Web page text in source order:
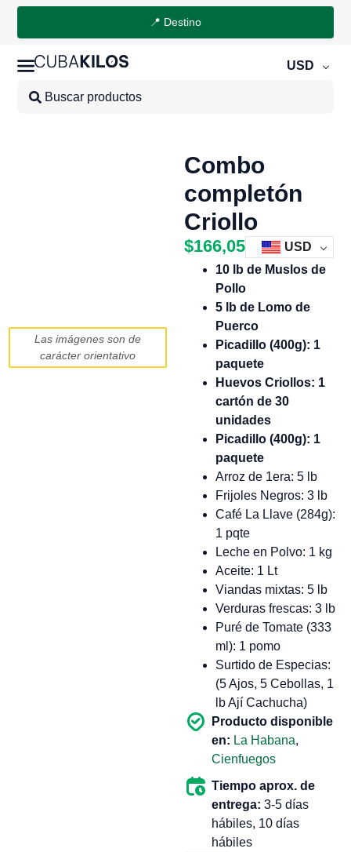
📍 Destino
USD
Las imágenes son de
carácter orientativo
Combo
completón
Criollo
$166,05
USD
10 lb de Muslos de
Pollo
5 lb de Lomo de
Puerco
Picadillo (400g): 1
paquete
Huevos Criollos: 1
cartón de 30
unidades
Picadillo (400g): 1
paquete
Arroz de 1era: 5 lb
Frijoles Negros: 3 lb
Café La Llave (284g):
1 pqte
Leche en Polvo: 1 kg
Aceite: 1 Lt
Viandas mixtas: 5 lb
Verduras frescas: 3 lb
Puré de Tomate (333
ml): 1 pomo
Surtido de Especias:
(5 Ajos, 5 Cebollas, 1
lb Ají Cachucha)
Producto disponible
en: La Habana,
Cienfuegos
Tiempo aprox. de
entrega:3-5 días
hábiles, 10 días
hábiles